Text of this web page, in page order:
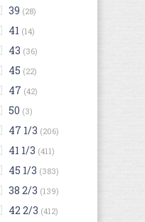
39 (28)
41 (14)
43 (36)
45 (22)
47 (42)
50 (3)
47 1/3 (206)
41 1/3 (411)
45 1/3 (383)
38 2/3 (139)
42 2/3 (412)